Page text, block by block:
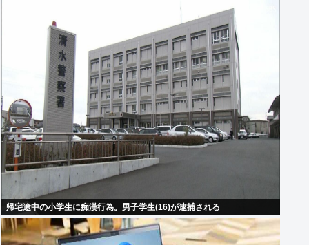
帰宅途中の小学生に痴漢行為。男子学生(16)が逮捕される